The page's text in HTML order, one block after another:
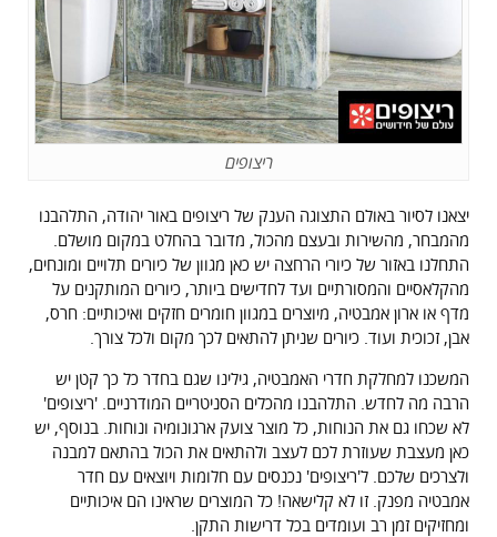
ריצופים
יצאנו לסיור באולם התצוגה הענק של ריצופים באור יהודה, התלהבנו
מהמבחר, מהשירות ובעצם מהכול, מדובר בהחלט במקום מושלם.
התחלנו באזור של כיורי הרחצה יש כאן מגוון של כיורים תלויים ומונחים,
מהקלאסיים והמסורתיים ועד לחדישים ביותר, כיורים המותקנים על
מדף או ארון אמבטיה, מיוצרים במגוון חומרים חזקים ואיכותיים: חרס,
אבן, זכוכית ועוד. כיורים שניתן להתאים לכך מקום ולכל צורך.
המשכנו למחלקת חדרי האמבטיה, גילינו שגם בחדר כל כך קטן יש
הרבה מה לחדש. התלהבנו מהכלים הסניטריים המודרניים. 'ריצופים'
לא שכחו גם את הנוחות, כל מוצר צועק ארגונומיה ונוחות. בנוסף, יש
כאן מעצבת שעוזרת לכם לעצב ולהתאים את הכול בהתאם למבנה
ולצרכים שלכם. ל'ריצופים' נכנסים עם חלומות ויוצאים עם חדר
אמבטיה מפנק. זו לא קלישאה! כל המוצרים שראינו הם איכותיים
ומחזיקים זמן רב ועומדים בכל דרישות התקן.